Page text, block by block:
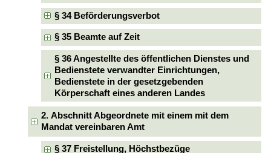
§ 34 Beförderungsverbot
§ 35 Beamte auf Zeit
§ 36 Angestellte des öffentlichen Dienstes und
Bedienstete verwandter Einrichtungen,
Bedienstete in der gesetzgebenden
Körperschaft eines anderen Landes
2. Abschnitt Abgeordnete mit einem mit dem
Mandat vereinbaren Amt
§ 37 Freistellung, Höchstbezüge